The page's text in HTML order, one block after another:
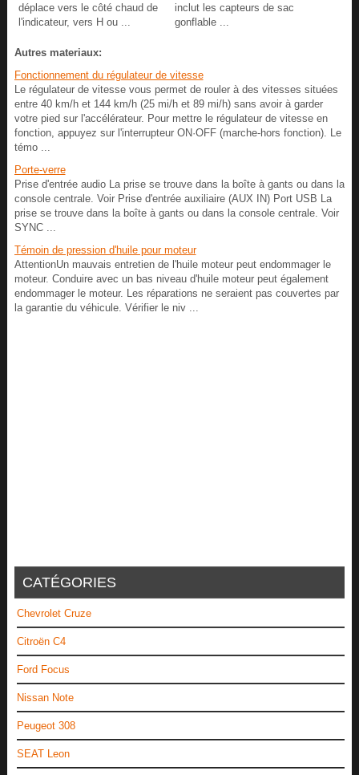
déplace vers le côté chaud de
l'indicateur, vers H ou ...
inclut les capteurs de sac
gonflable ...
Autres materiaux:
Fonctionnement du régulateur de vitesse
Le régulateur de vitesse vous permet de rouler à des vitesses situées
entre 40 km/h et 144 km/h (25 mi/h et 89 mi/h) sans avoir à garder
votre pied sur l'accélérateur. Pour mettre le régulateur de vitesse en
fonction, appuyez sur l'interrupteur ON·OFF (marche-hors fonction). Le
témo ...
Porte-verre
Prise d'entrée audio La prise se trouve dans la boîte à gants ou dans la
console centrale. Voir Prise d'entrée auxiliaire (AUX IN) Port USB La
prise se trouve dans la boîte à gants ou dans la console centrale. Voir
SYNC ...
Témoin de pression d'huile pour moteur
AttentionUn mauvais entretien de l'huile moteur peut endommager le
moteur. Conduire avec un bas niveau d'huile moteur peut également
endommager le moteur. Les réparations ne seraient pas couvertes par
la garantie du véhicule. Vérifier le niv ...
CATÉGORIES
Chevrolet Cruze
Citroën C4
Ford Focus
Nissan Note
Peugeot 308
SEAT Leon